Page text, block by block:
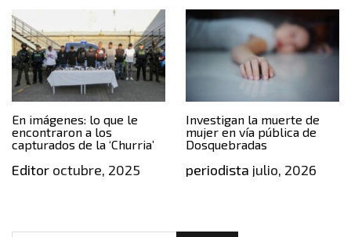
En imágenes: lo que le
encontraron a los
capturados de la ‘Churria’
Editor octubre, 2025
Investigan la muerte de
mujer en vía pública de
Dosquebradas
periodista julio, 2026